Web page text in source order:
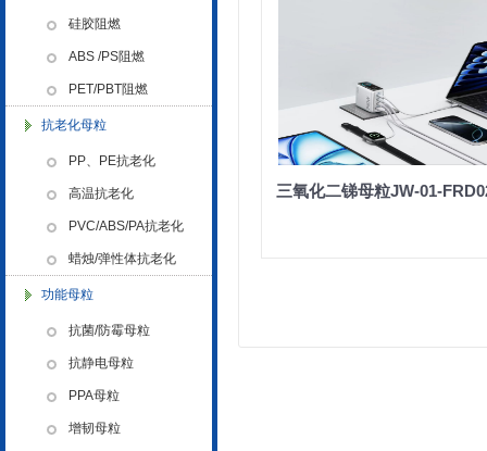
硅胶阻燃
ABS /PS阻燃
PET/PBT阻燃
抗老化母粒
PP、PE抗老化
高温抗老化
PVC/ABS/PA抗老化
蜡烛/弹性体抗老化
功能母粒
抗菌/防霉母粒
抗静电母粒
PPA母粒
增韧母粒
浙江省创新型企业稳定
业执照
三氧化二锑母粒JW-01-